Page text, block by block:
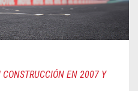
EN 2007 Y